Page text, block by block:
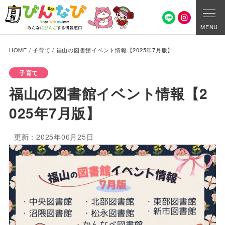
MENU
HOME /子育て / 福山の図書館イベント情報【2025年7月版】
子育て
福山の図書館イベント情報【2
025年7月版】
更新：2025年06月25日